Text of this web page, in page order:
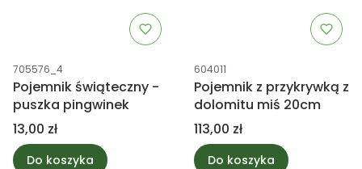
Kod produktu
705576_4
Pojemnik świąteczny -
puszka pingwinek
Cena
13,00 zł
Do koszyka
Kod produktu
604011
Pojemnik z przykrywką z
dolomitu miś 20cm
Cena
113,00 zł
Do koszyka